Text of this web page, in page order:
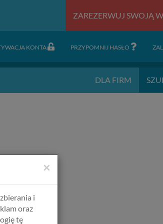
ZAREZERWUJ SWOJĄ
KONTA PRZYPOMNIJ HASŁO
DLA FIRM
×
i
oraz
tę